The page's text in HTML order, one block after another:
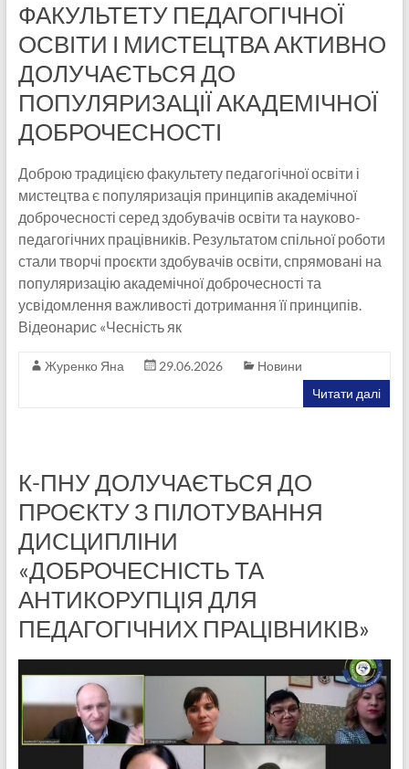
ФАКУЛЬТЕТУ ПЕДАГОГІЧНОЇ
ОСВІТИ І МИСТЕЦТВА АКТИВНО
ДОЛУЧАЄТЬСЯ ДО
ПОПУЛЯРИЗАЦІЇ АКАДЕМІЧНОЇ
ДОБРОЧЕСНОСТІ
Доброю традицією факультету педагогічної освіти і
мистецтва є популяризація принципів академічної
доброчесності серед здобувачів освіти та науково-
педагогічних працівників. Результатом спільної роботи
стали творчі проєкти здобувачів освіти, спрямовані на
популяризацію академічної доброчесності та
усвідомлення важливості дотримання її принципів.
Відеонарис «Чесність як
Журенко Яна 29.06.2026
Новини
Читати далі
К-ПНУ ДОЛУЧАЄТЬСЯ ДО
ПРОЄКТУ З ПІЛОТУВАННЯ
ДИСЦИПЛІНИ
«ДОБРОЧЕСНІСТЬ ТА
АНТИКОРУПЦІЯ ДЛЯ
ПЕДАГОГІЧНИХ ПРАЦІВНИКІВ»